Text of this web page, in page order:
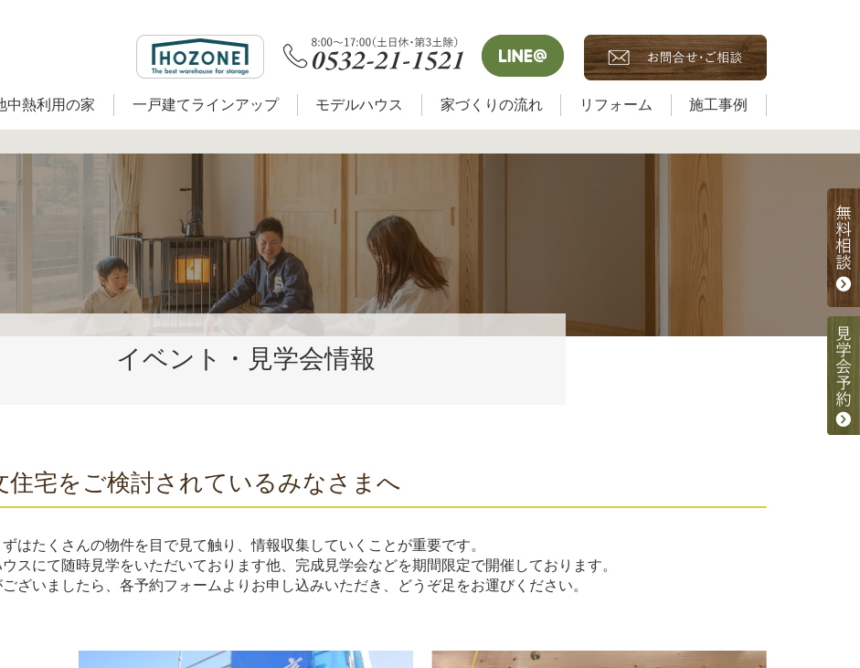
中熱利用の家 一戸建てラインアップ モデルハウス 家づくりの流れ リフォーム 施工事例
イベント・見学会情報
住宅をご検討されているみなさまへ
はたくさんの物件を目で見て触り、情報収集していくことが重要です。
スにて随時見学をいただいております他、完成見学会などを期間限定で開催しております。
ざいましたら、各予約フォームよりお申し込みいただき、どうぞ足をお運びください。